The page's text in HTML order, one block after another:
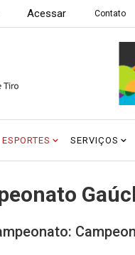
Acessar Contato
ESPORTES SERVIÇOS